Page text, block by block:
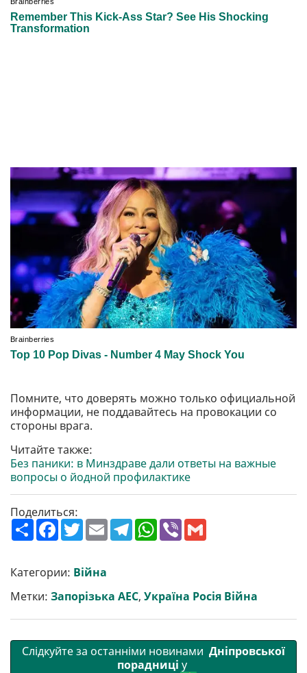
Помните, что доверять можно только официальной
информации, не поддавайтесь на провокации со
стороны врага.
Читайте также:
Без паники: в Минздраве дали ответы на важные
вопросы о йодной профилактике
Поделиться:
П
о
р
и
т
и
F
a
b
o
o
k
T
w
t
e
r
E
m
T
e
a
m
W
h
p
p
V
Категории: Війна
Метки: Запорізька АЕС, Україна Росія Війна
Слідкуйте за останніми новинами Дніпровської
порадниці у